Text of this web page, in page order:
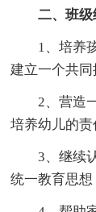
二、班级
1、培养孩
建立一个共同
2、营造一
培养幼儿的责
3、继续认
统一教育思想